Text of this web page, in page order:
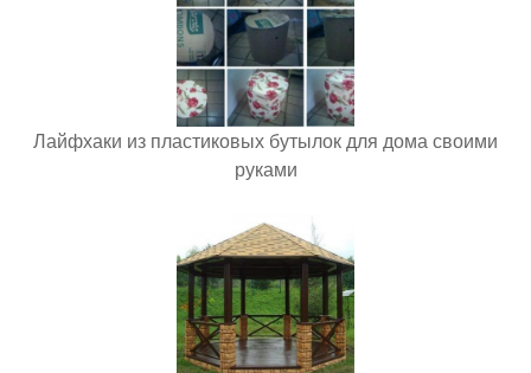
Лайфхаки из пластиковых бутылок для дома своими
руками